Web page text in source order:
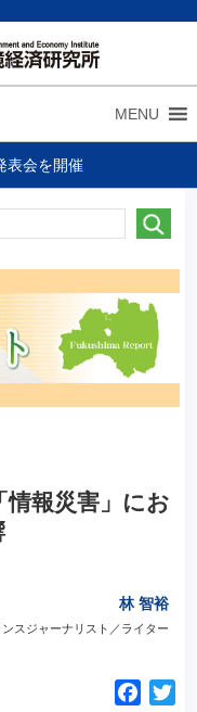
MENU
表会を開催
報災害」にお
林 智裕
スジャーナリスト／ライター